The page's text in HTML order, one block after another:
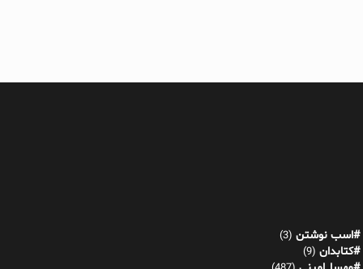
#اسب نوشتن (3)
#کتابدان (9)